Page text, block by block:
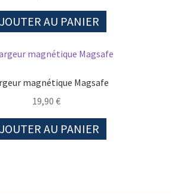
AU PANIER
magnétique Magsafe
19,90 €
AU PANIER